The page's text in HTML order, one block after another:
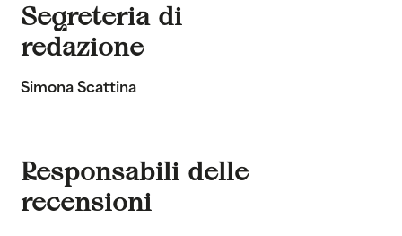
Segreteria di
redazione
Simona Scattina
Responsabili delle
recensioni